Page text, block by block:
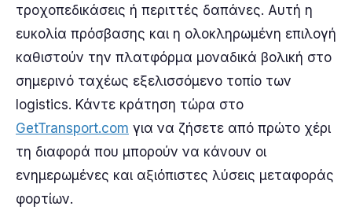
τροχοπεδικάσεις ή περιττές δαπάνες. Αυτή η
ευκολία πρόσβασης και η ολοκληρωμένη επιλογή
καθιστούν την πλατφόρμα μοναδικά βολική στο
σημερινό ταχέως εξελισσόμενο τοπίο των
logistics. Κάντε κράτηση τώρα στο
GetTransport.com για να ζήσετε από πρώτο χέρι
τη διαφορά που μπορούν να κάνουν οι
ενημερωμένες και αξιόπιστες λύσεις μεταφοράς
φορτίων.